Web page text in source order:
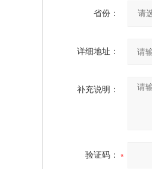
省份：
详细地址：
补充说明：
验证码：